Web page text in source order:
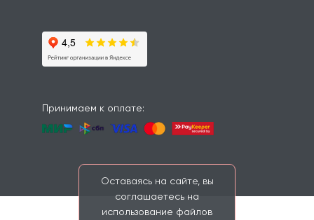
Принимаем к оплате:
Оставаясь на сайте, вы
соглашаетесь на
использование файлов